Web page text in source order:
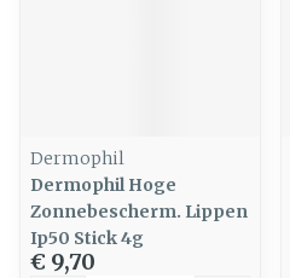
Dermophil
Dermophil Hoge
Zonnebescherm. Lippen
Ip50 Stick 4g
€ 9,70